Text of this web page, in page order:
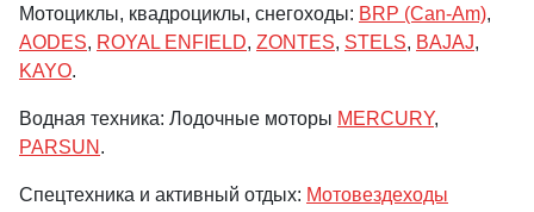
Мотоциклы, квадроциклы, снегоходы: BRP (Can-Am),
AODES, ROYAL ENFIELD, ZONTES, STELS, BAJAJ,
KAYO.
Водная техника: Лодочные моторы MERCURY,
PARSUN .
Спецтехника и активный отдых: Мотовездеходы